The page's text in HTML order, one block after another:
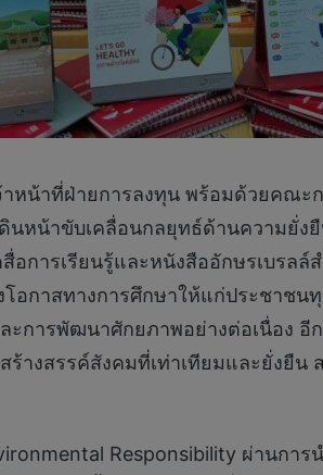
าหน้าที่ฝ่ายการลงทุน พร้อมด้วยคณ
ดินหน้าขับเคลื่อนกลยุทธ์ด้านความยั่
อการเรียนรู้และหนังสืออักษรเบรล
โอกาสทางการศึกษาให้แก่ประชาช
ะการพัฒนาศักยภาพอย่างต่อเนื่อง
ร้างสรรค์สังคมที่เท่าเทียมและยั่ง
Responsibility ผ่านกา